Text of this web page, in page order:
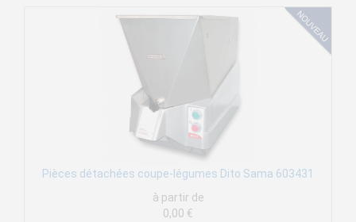
Pièces détachées coupe-légumes Dito Sama 603431
à partir de
0,00 €